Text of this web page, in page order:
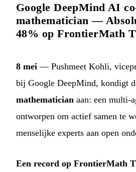
Google DeepMind AI
mathematician —
48% op FrontierMath
8 mei — Pushmeet Kohli,
bij Google DeepMind, kondigt
mathematician aan: een multi-
ontworpen om actief samen te
menselijke experts aan open
Een record op FrontierMath